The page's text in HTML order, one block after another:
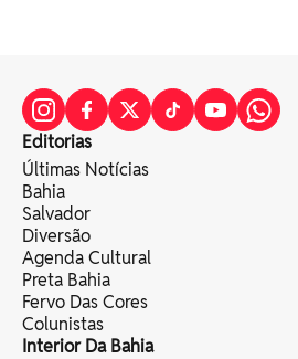
Editorias
Últimas Notícias
Bahia
Salvador
Diversão
Agenda Cultural
Preta Bahia
Fervo Das Cores
Colunistas
Interior Da Bahia